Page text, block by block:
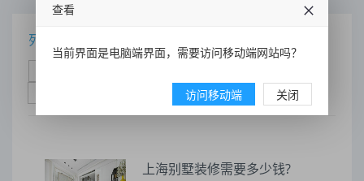
列表
上海别墅装修需要多少钱?
查看
当前界面是电脑端界面，需要访问移动端网站吗？
访问移动端 关闭